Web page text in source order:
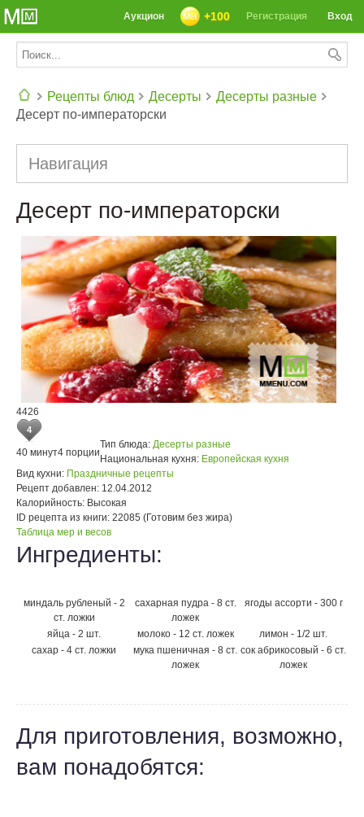
Вход
Регистрация
+100
Аукцион
Рецепты блюд Десерты
Десерты разные
Десерт по-императорски
Навигация
Десерт по-императорски
4426
4
40 минут4 порции
Тип блюда: Десерты разные
Национальная кухня: Европейская кухня
Вид кухни: Праздничные рецепты
Рецепт добавлен: 12.04.2012
Калорийность: Высокая
ID рецепта из книги: 22085 (Готовим без жира)
Таблица мер и весов
Ингредиенты:
миндаль рубленый - 2
ст. ложки
сахарная пудра - 8 ст.
ложек
ягоды ассорти - 300 г
яйца - 2 шт. молоко - 12 ст. ложек
лимон - 1/2 шт.
сахар - 4 ст. ложки
мука пшеничная - 8 ст.
ложек
сок абрикосовый - 6 ст.
ложек
Для приготовления, возможно,
вам понадобятся: